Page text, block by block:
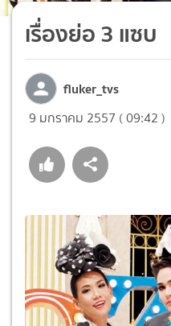
เรื่องย่อ 3 แซบ
fluker_tvs
9 มกราคม 2557 ( 09:42 )